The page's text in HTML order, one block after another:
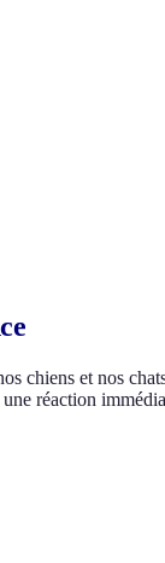
chiens et nos
réaction